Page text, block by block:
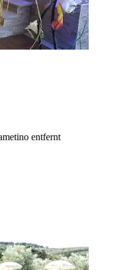
entfernt